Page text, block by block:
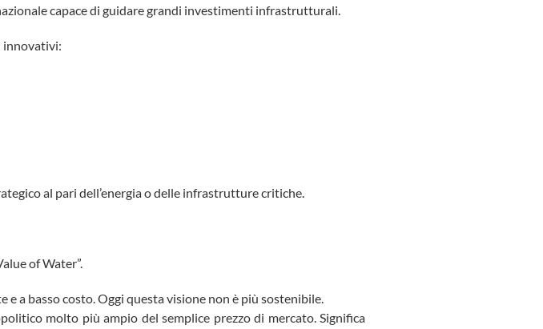
capace di guidare grandi investimenti infrastrutturali.
innovativi:
al pari dell’energia o delle infrastrutture critiche.
of Water”.
e a basso costo. Oggi questa visione non è più sostenibile.
molto più ampio del semplice prezzo di mercato. Significa